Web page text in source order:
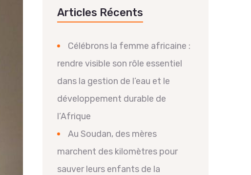
Articles Récents
Célébrons la femme africaine :
rendre visible son rôle essentiel
dans la gestion de l’eau et le
développement durable de
l’Afrique
Au Soudan, des mères
marchent des kilomètres pour
sauver leurs enfants de la